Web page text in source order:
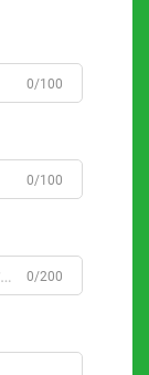
0/100
0/100
0/200